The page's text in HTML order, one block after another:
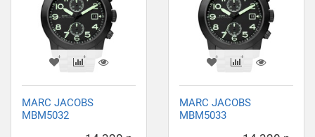
MARC JACOBS
MBM5032
MARC JACOBS
MBM5033